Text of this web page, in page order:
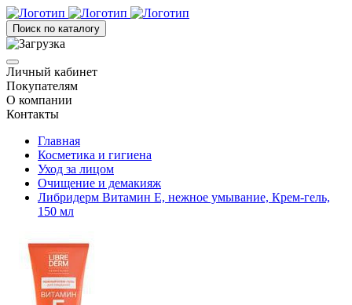
Поиск по каталогу
Личный кабинет
Покупателям
О компании
Контакты
Главная
Косметика и гигиена
Уход за лицом
Очищение и демакияж
Либридерм Витамин Е, нежное умывание, Крем-гель,
150 мл